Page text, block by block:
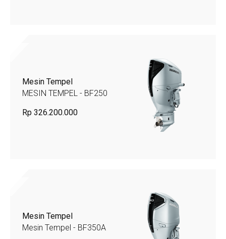
Mesin Tempel
MESIN TEMPEL - BF250
Rp 326.200.000
Mesin Tempel
Mesin Tempel - BF350A